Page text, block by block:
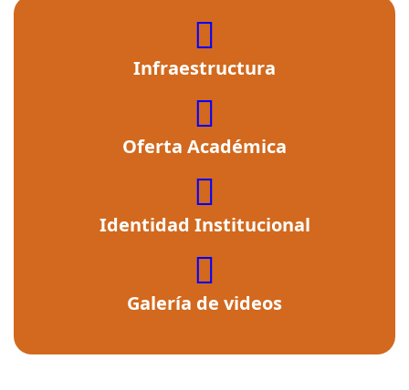
building
Infraestructura
cross
Oferta Académica
user-
Identidad Institucional
video
Galería de videos